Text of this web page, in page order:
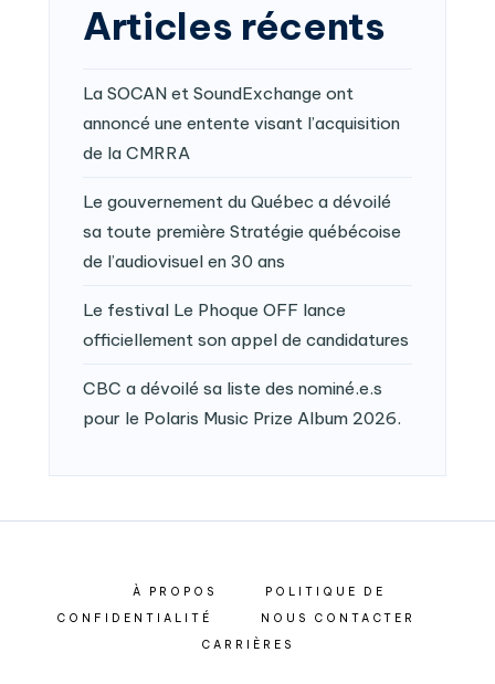
Articles récents
La SOCAN et SoundExchange ont
annoncé une entente visant l’acquisition
de la CMRRA
Le gouvernement du Québec a dévoilé
sa toute première Stratégie québécoise
de l’audiovisuel en 30 ans
Le festival Le Phoque OFF lance
officiellement son appel de candidatures
CBC a dévoilé sa liste des nominé.e.s
pour le Polaris Music Prize Album 2026.
À PROPOS
POLITIQUE DE
CONFIDENTIALITÉ
NOUS CONTACTER
CARRIÈRES